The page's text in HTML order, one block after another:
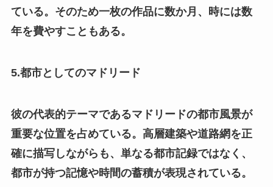
ている。そのため一枚の作品に数か月、時には数
年を費やすこともある。
5.都市としてのマドリード
彼の代表的テーマであるマドリードの都市風景が
重要な位置を占めている。高層建築や道路網を正
確に描写しながらも、単なる都市記録ではなく、
都市が持つ記憶や時間の蓄積が表現されている。